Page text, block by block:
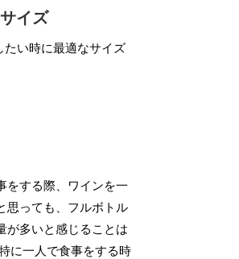
サイズ
をする際、ワインを一
思っても、フルボトル
が多いと感じることは
に一人で食事をする時